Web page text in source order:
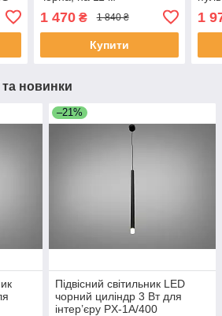
A8060/2+2BK LED 3color
dimmer
1 470₴ 1 840 ₴
Купити
1
та новинки
–21%
Підвісний світильник LED
чорний циліндр 3 Вт для
інтер’єру PX-1A/400